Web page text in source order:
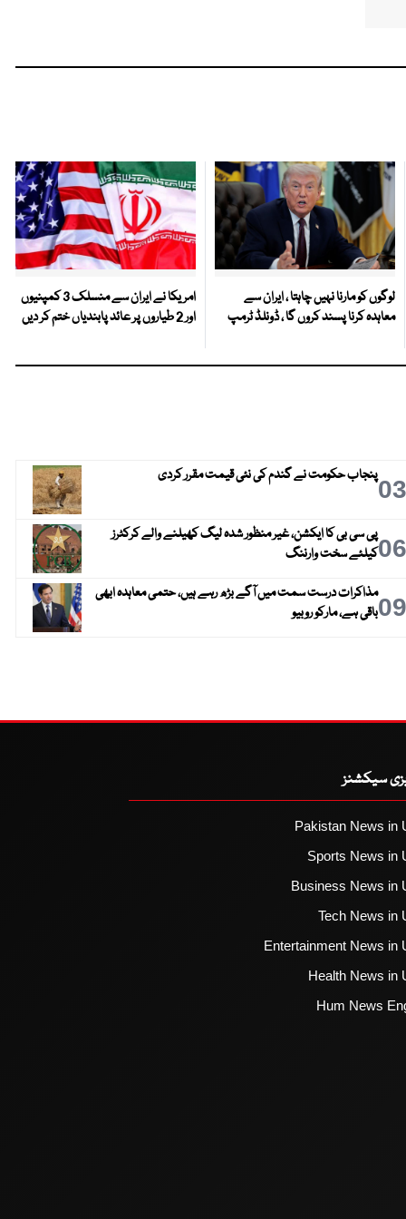
لوگوں کو مارنا نہیں چاہتا ، ایران سے
معاہدہ کرنا پسند کروں گا ، ڈونلڈ ٹرمپ
امریکا نے ایران سے منسلک 3 کمپنیوں
اور 2 طیاروں پر عائد پابندیاں ختم کر دیں
03پنجاب حکومت نے گندم کی نئی قیمت مقرر کردی
06پی سی بی کا ایکشن، غیر منظور شدہ لیگ کھیلنے والے کرکٹرز
کیلئے سخت وارننگ
09مذاکرات درست سمت میں آگے بڑھ رہے ہیں، حتمی معاہدہ ابھی
باقی ہے، مارکو روبیو
سیکشنز
Pakistan News in
Sports News in
Business News in
Tech News in
Entertainment News in
Health News in
Hum News